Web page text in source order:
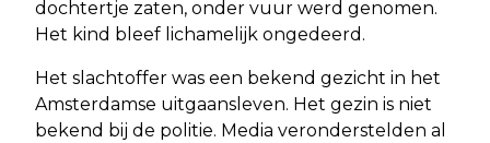
dochtertje zaten, onder vuur werd genomen.
Het kind bleef lichamelijk ongedeerd.
Het slachtoffer was een bekend gezicht in het
Amsterdamse uitgaansleven. Het gezin is niet
bekend bij de politie. Media veronderstelden al